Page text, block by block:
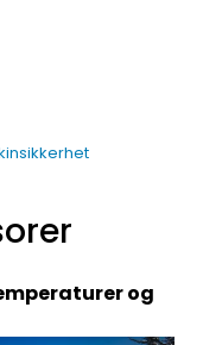
og